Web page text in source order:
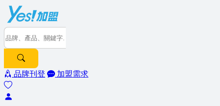
品牌刊登 加盟需求